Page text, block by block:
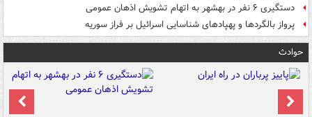
دستگیری ۶ نفر در بهشهر به اتهام تشویش اذهان عمومی
پرواز بالگردها و پهپادهای شناسایی اسرائیل بر فراز سوریه
حوادث